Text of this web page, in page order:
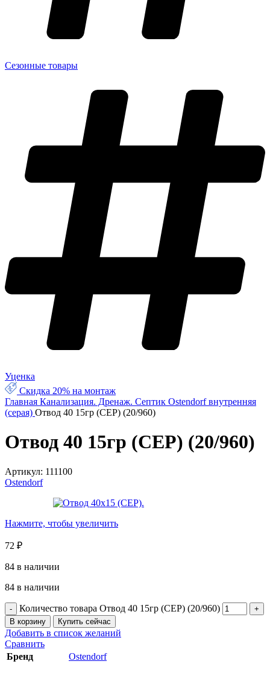
Сезонные товары
Уценка
Скидка 20% на монтаж
Главная Канализация. Дренаж. Септик Ostendorf внутренняя
(серая) Отвод 40 15гр (СЕР) (20/960)
Отвод 40 15гр (СЕР) (20/960)
Артикул: 111100
Ostendorf
Нажмите, чтобы увеличить
72 ₽
84 в наличии
84 в наличии
Количество товара Отвод 40 15гр (СЕР) (20/960)
В корзину Купить сейчас
Добавить в список желаний
Сравнить
Бренд
Ostendorf